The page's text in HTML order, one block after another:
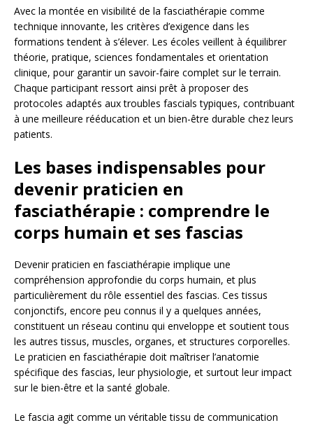
Avec la montée en visibilité de la fasciathérapie comme
technique innovante, les critères d’exigence dans les
formations tendent à s’élever. Les écoles veillent à équilibrer
théorie, pratique, sciences fondamentales et orientation
clinique, pour garantir un savoir-faire complet sur le terrain.
Chaque participant ressort ainsi prêt à proposer des
protocoles adaptés aux troubles fascials typiques, contribuant
à une meilleure rééducation et un bien-être durable chez leurs
patients.
Les bases indispensables pour
devenir praticien en
fasciathérapie : comprendre le
corps humain et ses fascias
Devenir praticien en fasciathérapie implique une
compréhension approfondie du corps humain, et plus
particulièrement du rôle essentiel des fascias. Ces tissus
conjonctifs, encore peu connus il y a quelques années,
constituent un réseau continu qui enveloppe et soutient tous
les autres tissus, muscles, organes, et structures corporelles.
Le praticien en fasciathérapie doit maîtriser l’anatomie
spécifique des fascias, leur physiologie, et surtout leur impact
sur le bien-être et la santé globale.
Le fascia agit comme un véritable tissu de communication